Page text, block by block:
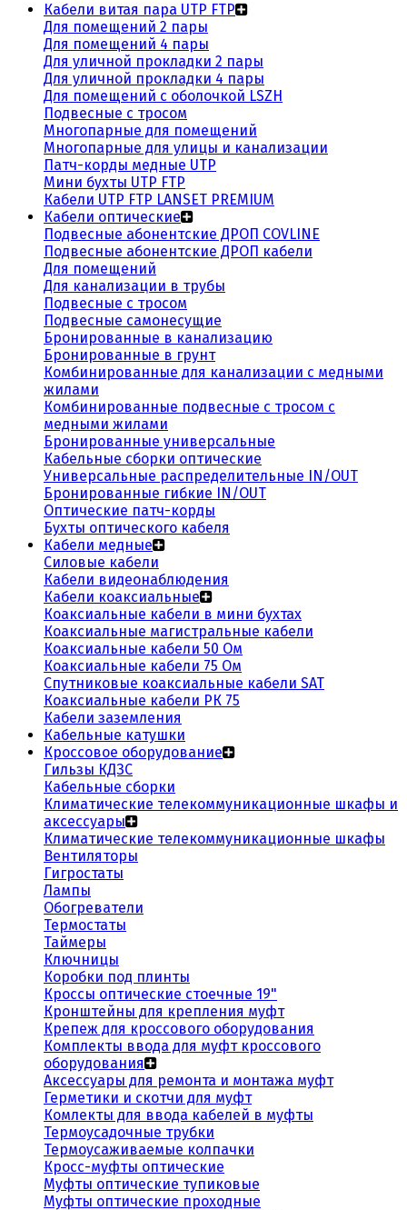
Кабели витая пара UTP FTP
Для помещений 2 пары
Для помещений 4 пары
Для уличной прокладки 2 пары
Для уличной прокладки 4 пары
Для помещений с оболочкой LSZH
Подвесные с тросом
Многопарные для помещений
Многопарные для улицы и канализации
Патч-корды медные UTP
Мини бухты UTP FTP
Кабели UTP FTP LANSET PREMIUM
Кабели оптические
Подвесные абонентские ДРОП COVLINE
Подвесные абонентские ДРОП кабели
Для помещений
Для канализации в трубы
Подвесные с тросом
Подвесные самонесущие
Бронированные в канализацию
Бронированные в грунт
Комбинированные для канализации с медными
жилами
Комбинированные подвесные с тросом с
медными жилами
Бронированные универсальные
Кабельные сборки оптические
Универсальные распределительные IN/OUT
Бронированные гибкие IN/OUT
Оптические патч-корды
Бухты оптического кабеля
Кабели медные
Силовые кабели
Кабели видеонаблюдения
Кабели коаксиальные
Коаксиальные кабели в мини бухтах
Коаксиальные магистральные кабели
Коаксиальные кабели 50 Ом
Коаксиальные кабели 75 Ом
Спутниковые коаксиальные кабели SAT
Коаксиальные кабели РК 75
Кабели заземления
Кабельные катушки
Кроссовое оборудование
Гильзы КДЗС
Кабельные сборки
Климатические телекоммуникационные шкафы и
аксессуары
Климатические телекоммуникационные шкафы
Вентиляторы
Гигростаты
Лампы
Обогреватели
Термостаты
Таймеры
Ключницы
Коробки под плинты
Кроссы оптические стоечные 19"
Кронштейны для крепления муфт
Крепеж для кроссового оборудования
Комплекты ввода для муфт кроссового
оборудования
Аксессуары для ремонта и монтажа муфт
Герметики и скотчи для муфт
Комлекты для ввода кабелей в муфты
Термоусадочные трубки
Термоусаживаемые колпачки
Кросс-муфты оптические
Муфты оптические тупиковые
Муфты оптические проходные